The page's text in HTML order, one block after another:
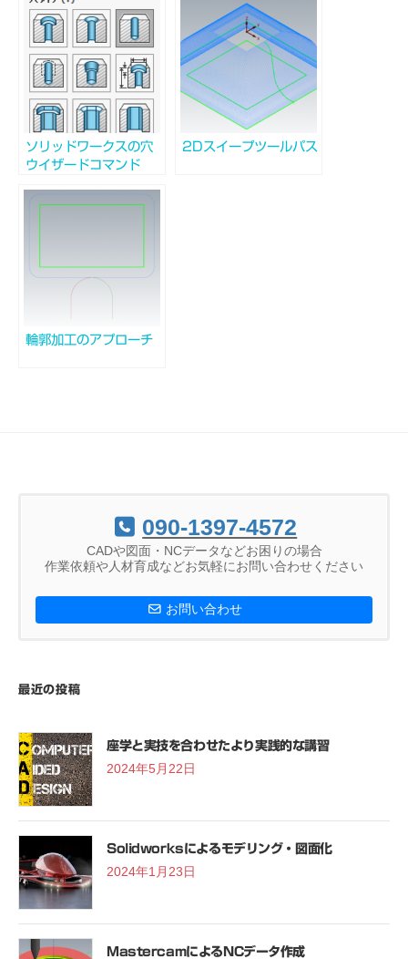
説
ソリッドワークスの穴
ウイザードコマンド
2Dスイープツールパス
輪郭加工のアプローチ
090-1397-4572
CADや図面・NCデータなどお困りの場合
作業依頼や人材育成などお気軽にお問い合わせください
お問い合わせ
最近の投稿
座学と実技を合わせたより実践的な講習
2024年5月22日
Solidworksによるモデリング・図面化
2024年1月23日
MastercamによるNCデータ作成